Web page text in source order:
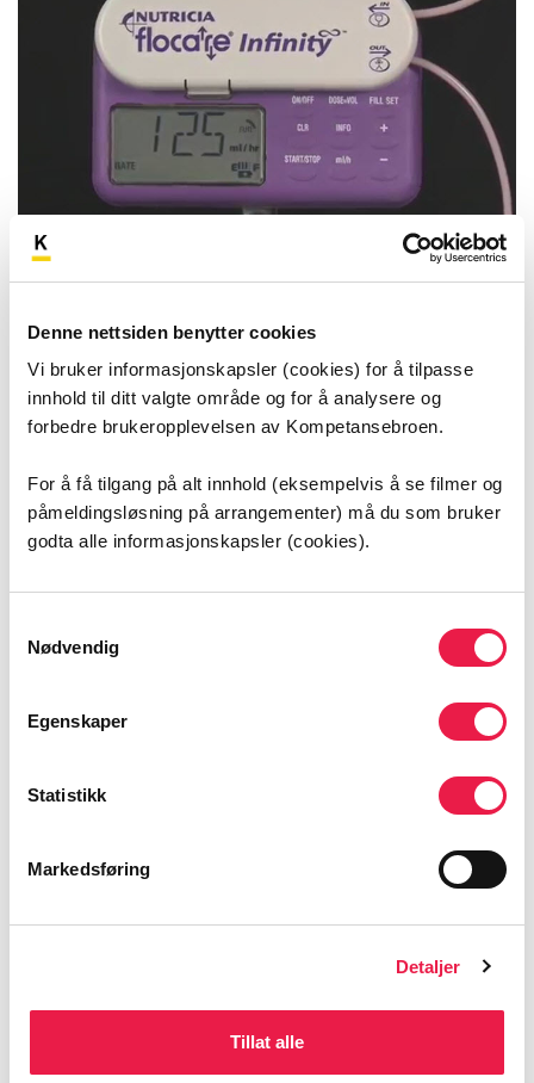
Denne nettsiden benytter cookies
Vi bruker informasjonskapsler (cookies) for å tilpasse
innhold til ditt valgte område og for å analysere og
forbedre brukeropplevelsen av Kompetansebroen.
For å få tilgang på alt innhold (eksempelvis å se filmer og
påmeldingsløsning på arrangementer) må du som bruker
godta alle informasjonskapsler (cookies).
Nødvendig
Egenskaper
Statistikk
Markedsføring
Detaljer
Tillat alle
Ernæringspumpe Flocare Infinity
Helsepersonell
10-15 minutter
Tann- og munnstell i sykepleien
Helsepersonell